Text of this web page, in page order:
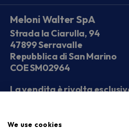
Meloni Walter SpA
Strada la Ciarulla, 94
47899 Serravalle
Repubblica di San Marino
COE SM02964
La vendita è rivolta
Seguici sui social
We use cookies